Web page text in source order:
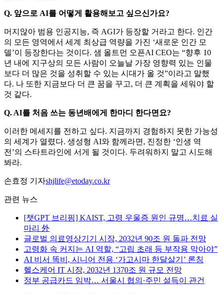
Q. 앞으로 AI를 어떻게 활용해보고 싶으신가요?
머지않아 범용 인공지능, 즉 AGI가 등장할 거라고 한다. 인간
의 모든 영역에서 세계 최상급 역량을 가진 ‘새로운 인간 모
델’이 등장한다는 것이다. 샘 올트먼 오픈AI CEO는 “향후 10
년 내에 지구상의 모든 사람이 오늘날 가장 영향력 있는 인물
보다 더 많은 것을 성취할 수 있는 시대가 올 것”이라고 말했
다. 나 또한 지금보다 더 큰 꿈을 꾸고, 더 큰 계획을 세워야 할
것 같다.
Q. AI를 처음 쓰는 동년배에게 한마디 한다면요?
이러한 메세지를 전하고 싶다. 지금까지 경험하지 못한 가능성
의 세계가 열렸다. 생성형 AI와 함께라면, 진정한 ‘인생 역
전’의 스타트라인에 서게 될 것이다. 두려워하지 말고 시도해
봐라.
손효정 기자shjlife@etoday.co.kr
관련 뉴스
[챗GPT 브리핑] KAIST, 고령 우울증 원인 규명…치료 실
마리 外
글로벌 의료영상기기 시장, 2032년 90조 원 돌파 전망
고령화 속 커지는 AI 역할, “고립 초래 등 부작용 막아야”
AI 비서 똑비, 시니어 전용 ‘가고시마 한달살기’ 론칭
헬스케어 IT 시장, 2032년 1370조 원 규모 전망
정부 공급카드 임박… 서울시 협의·주민 설득이 관건